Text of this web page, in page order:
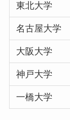
東北大学
名古屋大学
大阪大学
神戸大学
一橋大学